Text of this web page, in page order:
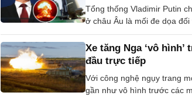
Tổng thống Vladimir Putin
ở châu Âu là mối đe dọa
Xe tăng Nga ‘vô
đầu trực tiếp
Với công nghệ ngụy trang
gần như vô hình trước các